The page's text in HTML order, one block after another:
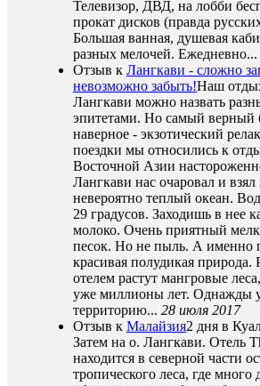
Телевизор, ДВД, на лобби
прокат дисков (правда
Большая ванная, душевая
разных мелочей. Ежедневно...
Отзыв к Лангкави - сложно
невозможно забыть!Наш
Лангкави можно назвать
эпитетами. Но самый верный
наверное - экзотический
поездки мы относились к
Восточной Азии
Лангкави нас очаровал и
невероятно теплый океан.
29 градусов. Заходишь в нее
молоко. Очень приятный
песок. Но не пыль. А именно
красивая полудикая природа.
отелем растут мангровые
уже миллионы лет. Однажды
территорию... 28 июля 2017
Отзыв к Малайзия2 дня в
Затем на о. Лангкави. Отель
находится в северной части
тропического леса, где много